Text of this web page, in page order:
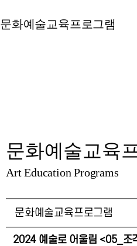
문화예술교육프로그램
문화예술교육
Art Education Programs
문화예술교육프로그램
2024 예술로 어울림 <05_조